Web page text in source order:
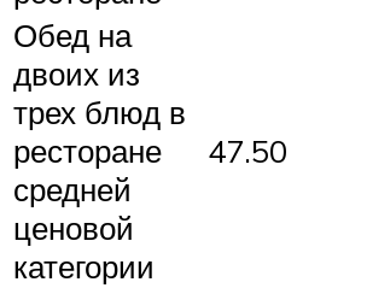
Обед на
двоих из
трех блюд в
ресторане
средней
ценовой
категории
47.50